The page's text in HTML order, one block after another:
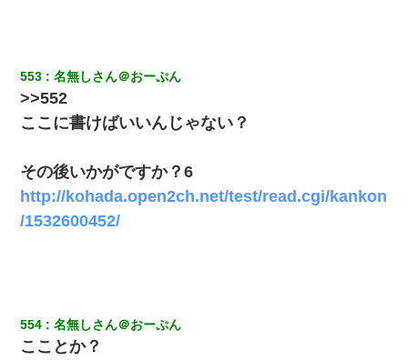
553 名無しさん＠おーぷん
>>552
ここに書けばいいんじゃない？
その後いかがですか？6
http://kohada.open2ch.net/test/read.cgi/kankon
/1532600452/
554 名無しさん＠おーぷん
こことか？